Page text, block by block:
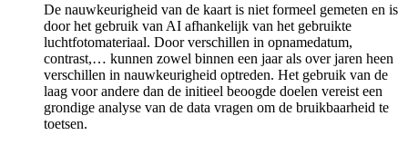
De nauwkeurigheid van de kaart is niet formeel gemeten en is
door het gebruik van AI afhankelijk van het gebruikte
luchtfotomateriaal. Door verschillen in opnamedatum,
contrast,… kunnen zowel binnen een jaar als over jaren heen
verschillen in nauwkeurigheid optreden. Het gebruik van de
laag voor andere dan de initieel beoogde doelen vereist een
grondige analyse van de data vragen om de bruikbaarheid te
toetsen.